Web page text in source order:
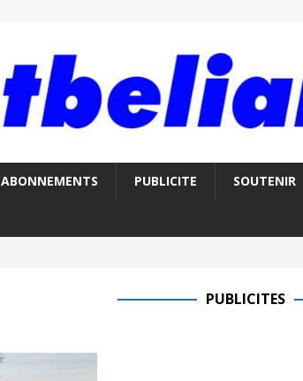
ABONNEMENTS PUBLICITE SOUTENIR
PUBLICITES